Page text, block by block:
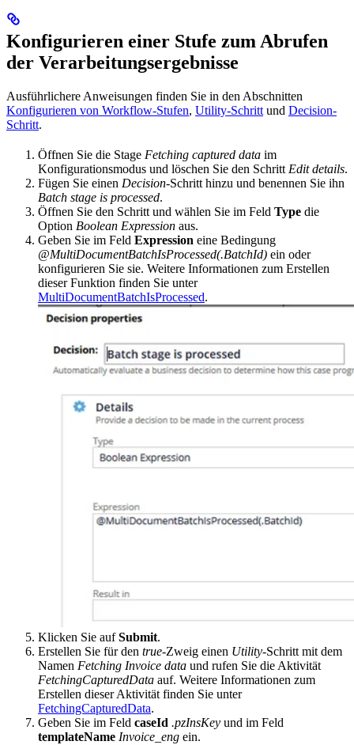
Konfigurieren einer Stufe zum Abrufen
der Verarbeitungsergebnisse
Ausführlichere Anweisungen finden Sie in den Abschnitten
Konfigurieren von Workflow-Stufen, Utility-Schritt und Decision-
Schritt.
Öffnen Sie die Stage Fetching captured data im
Konfigurationsmodus und löschen Sie den Schritt Edit details.
Fügen Sie einen Decision-Schritt hinzu und benennen Sie ihn
Batch stage is processed.
Öffnen Sie den Schritt und wählen Sie im Feld Type die
Option Boolean Expression aus.
Geben Sie im Feld Expression eine Bedingung
@MultiDocumentBatchIsProcessed(.BatchId) ein oder
konfigurieren Sie sie. Weitere Informationen zum Erstellen
dieser Funktion finden Sie unter
MultiDocumentBatchIsProcessed.
Klicken Sie aufSubmit.
Erstellen Sie für den true-Zweig einen Utility-Schritt mit dem
Namen Fetching Invoice data und rufen Sie die Aktivität
FetchingCapturedData auf. Weitere Informationen zum
Erstellen dieser Aktivität finden Sie unter
FetchingCapturedData.
Geben Sie im Feld caseId .pzInsKey und im Feld
templateName Invoice_eng ein.